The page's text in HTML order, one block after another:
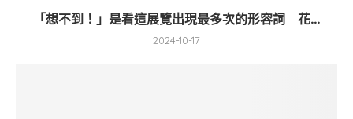
「想不到！」是看這展覽出現最多次的形容詞 花...
2024-10-17